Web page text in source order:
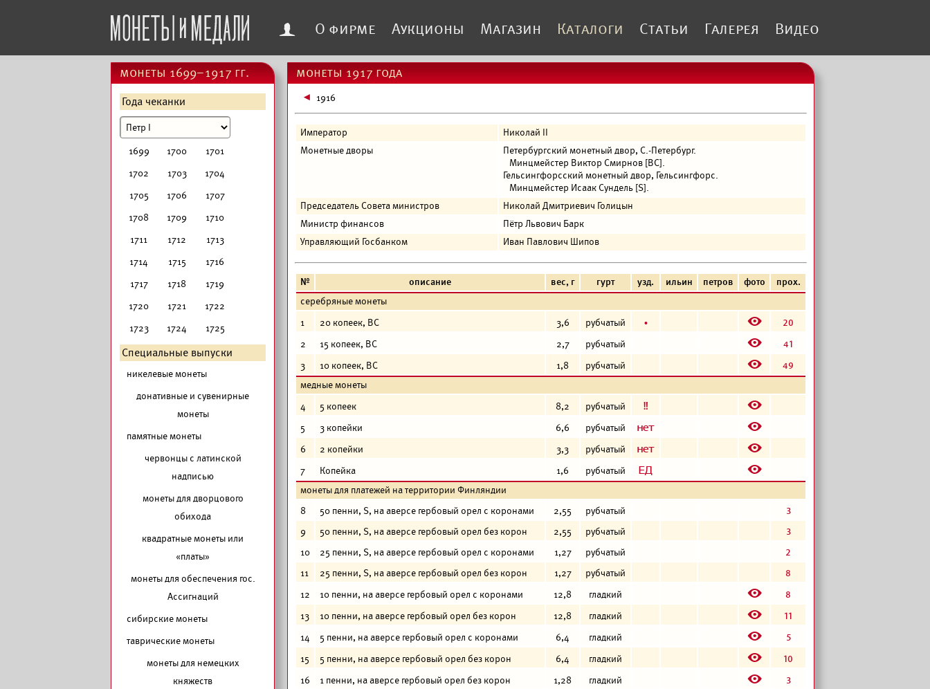
f О фирме Аукционы Магазин Каталоги Статьи Галерея Видео
монеты 1699–1917 гг.
Года чеканки
1699 1700
1701
1702
1703
1704
1705
1706
1707
1708
1709
1710
1711
1712
1713
1714
1715
1716
1717
1718
1719
1720
1721
1722
1723
1724 1725
Специальные выпуски
никелевые монеты
донативные и сувенирные
монеты
памятные монеты
червонцы с латинской
надписью
монеты для дворцового
обихода
квадратные монеты или
«платы»
монеты для обеспечения гос.
Ассигнаций
сибирские монеты
таврические монеты
монеты для немецких
княжеств
монеты 1917 года
1916
Император
Николай II
Монетные дворы
Петербургский монетный двор, С.-Петербург.
Минцмейстер Виктор Смирнов [ВС].
Гельсингфорсский монетный двор, Гельсингфорс.
Минцмейстер Исаак Сундель [S].
Председатель Совета министров
Николай Дмитриевич Голицын
Министр финансов
Пётр Львович Барк
Управляющий Госбанком
Иван Павлович Шипов
№ описание вес, г гурт узд. ильин петров фото
прох.
серебряные монеты
1
20 копеек, ВС 3,6 рубчатый б E 20
2 15 копеек, ВС 2,7 рубчатый E 41
3 10 копеек, ВС 1,8 рубчатый E 49
медные монеты
4
5 копеек 8,2 рубчатый е E
5 3 копейки 6,6 рубчатый а E
6 2 копейки 3,3 рубчатый а E
7 Копейка 1,6 рубчатый з E
монеты для платежей на территории Финляндии
8
50 пенни, S, на аверсе гербовый орел с коронами 2,55 рубчатый 3
9 50 пенни, S, на аверсе гербовый орел без корон 2,55 рубчатый 3
10 25 пенни, S, на аверсе гербовый орел с коронами 1,27 рубчатый 2
11 25 пенни, S, на аверсе гербовый орел без корон 1,27 рубчатый 8
12 10 пенни, на аверсе гербовый орел с коронами 12,8 гладкий E 8
13 10 пенни, на аверсе гербовый орел без корон 12,8 гладкий E 11
14 5 пенни, на аверсе гербовый орел с коронами 6,4 гладкий E 5
15 5 пенни, на аверсе гербовый орел без корон 6,4 гладкий E 10
16 1 пенни, на аверсе гербовый орел без корон 1,28 гладкий E 3